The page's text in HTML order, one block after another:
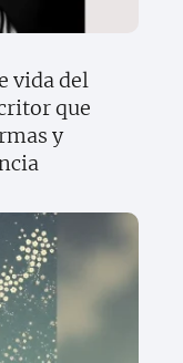
vida del
que
y